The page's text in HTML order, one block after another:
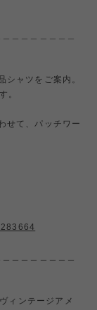
ャツをご案内。
。
せて、パッチワー
ィンテージアメ